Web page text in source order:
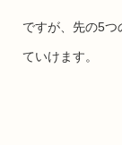
ですが、先の5つ
ていけます。